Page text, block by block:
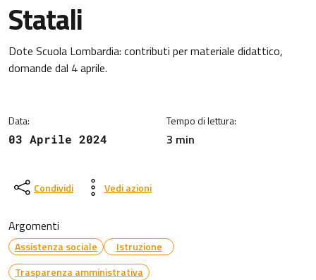
Statali
Dettagli della notizia
Dote Scuola Lombardia: contributi per materiale didattico,
domande dal 4 aprile.
Data:
03 Aprile 2024
Tempo di lettura:
3 min
Condividi Vedi azioni
Argomenti
Assistenza sociale
Istruzione
Trasparenza amministrativa